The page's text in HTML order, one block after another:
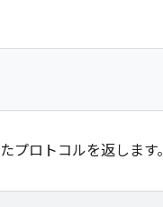
プロトコルを返します。